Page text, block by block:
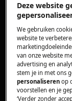
Draag
betrokken
Deze website
We gebruiken
website te
van onze website
advertising en
stem je in met ons
personaliseren op
voorstellen en je
‘Verder zonder